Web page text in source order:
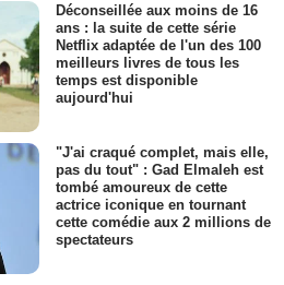
Déconseillée aux moins de 16
ans : la suite de cette série
Netflix adaptée de l'un des 100
meilleurs livres de tous les
temps est disponible
aujourd'hui
"J'ai craqué complet, mais elle,
pas du tout" : Gad Elmaleh est
tombé amoureux de cette
actrice iconique en tournant
cette comédie aux 2 millions de
spectateurs